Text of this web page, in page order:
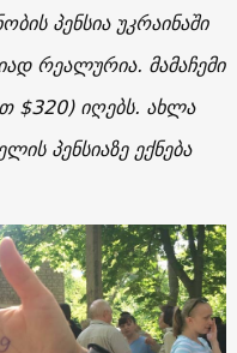
პენსია უკრაინაში
რეალურია. მამაჩემი
$320) იღებს. ახლა
პენსიაზე ექნება